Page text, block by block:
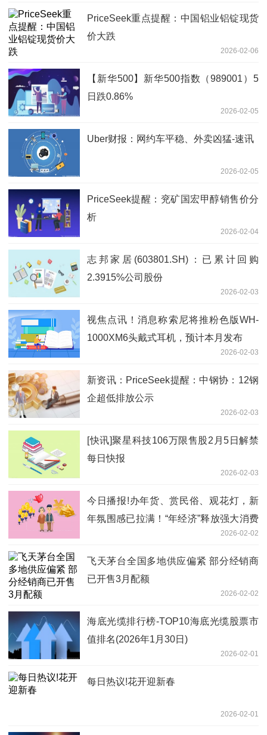
PriceSeek重点提醒：中国铝业铝锭现货
价大跌
2026-02-06
【新华500】新华500指数（989001）5
日跌0.86%
2026-02-05
Uber财报：网约车平稳、外卖凶猛-速讯
2026-02-05
PriceSeek提醒：兖矿国宏甲醇销售价分
析
2026-02-04
志邦家居(603801.SH)：已累计回购
2.3915%公司股份
2026-02-03
视焦点讯！消息称索尼将推粉色版WH-
1000XM6头戴式耳机，预计本月发布
2026-02-03
新资讯：PriceSeek提醒：中钢协：12钢
企超低排放公示
2026-02-03
[快讯]聚星科技106万限售股2月5日解禁
每日快报
2026-02-03
今日播报!办年货、赏民俗、观花灯，新
年氛围感已拉满！“年经济”释放强大消费
2026-02-02
飞天茅台全国多地供应偏紧 部分经销商
已开售3月配额
2026-02-02
海底光缆排行榜-TOP10海底光缆股票市
值排名(2026年1月30日)
2026-02-01
每日热议!花开迎新春
2026-02-01